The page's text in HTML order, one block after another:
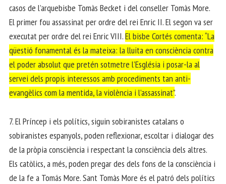
casos de l’arquebisbe Tomàs Becket i del conseller Tomàs More.
El primer fou assassinat per ordre del rei Enric II. El segon va ser
executat per ordre del rei Enric VIII.El bisbe Cortés comenta: “La
qüestió fonamental és la mateixa: la lluita en consciència contra
el poder absolut que pretén sotmetre l’Església i posar-la al
servei dels propis interessos amb procediments tan anti-
evangèlics com la mentida, la violència i l’assassinat”.
7. El Príncep i els polítics, siguin sobiranistes catalans o
sobiranistes espanyols, poden reflexionar, escoltar i dialogar des
de la pròpia consciència i respectant la consciència dels altres.
Els catòlics, a més, poden pregar des dels fons de la consciència i
de la fe a Tomás More. Sant Tomàs More és el patró dels polítics